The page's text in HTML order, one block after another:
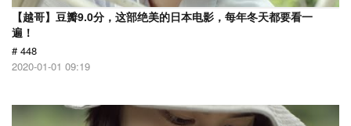
【越哥】豆瓣9.0分，这部绝美的日本电影，每年冬天都要看一
遍！
# 448
2020-01-01 09:19